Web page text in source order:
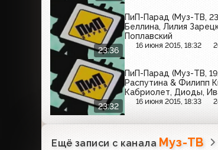
23:36
ПиП-Парад (Муз-ТВ,
Беллина, Лилия
Поплавский
16 июня 2015, 18:32
23:32
ПиП-Парад (Муз-ТВ,
Распутина & Филипп
Кабриолет, Диоды,
16 июня 2015, 18:33
Ещё записи с канала Муз-ТВ